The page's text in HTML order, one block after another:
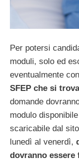
Per potersi
moduli, solo ed
eventualmente con
SFEP che si
domande
modulo
scaricabile dal
lunedì al venerdì,
dovranno essere